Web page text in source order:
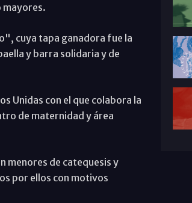
mayores.
cuya tapa ganadora fue la
y barra solidaria y de
Unidas con el que colabora la
de maternidad y área
menores de catequesis y
por ellos con motivos